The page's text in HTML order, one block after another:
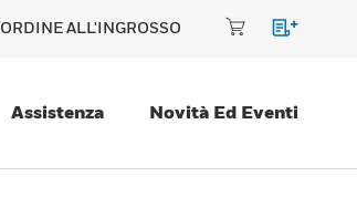
ORDINE ALL'INGROSSO
Assistenza Novità Ed Eventi